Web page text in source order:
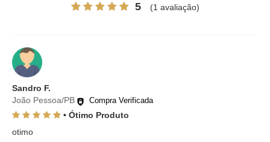
5 (1 avaliação)
Sandro F.
João Pessoa/PB
Compra Verificada
• Ótimo Produto
otimo